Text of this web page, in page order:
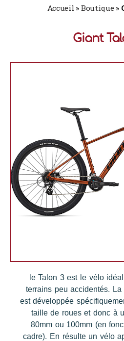
Accueil » Boutique»
Giant
le Talon 3 est le vélo
terrains peu accidentés.
est développée
taille de roues et donc à
80mm ou 100mm (en
cadre). En résulte un vélo